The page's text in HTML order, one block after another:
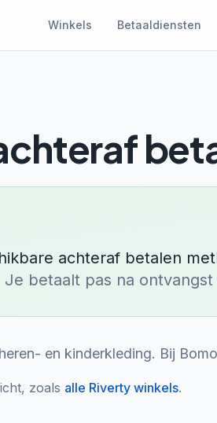
Winkels Betaaldiensten
achteraf betalen
Je betaalt pas na
en kinderkleding. Bij
zoals alle Riverty winkels.